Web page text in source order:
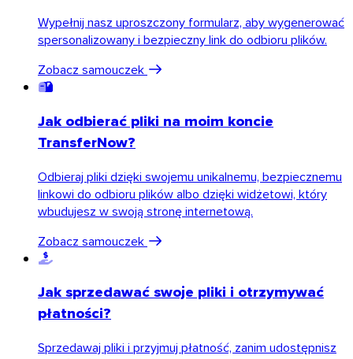
Firefox
Wypełnij nasz uproszczony formularz, aby wygenerować
spersonalizowany i bezpieczny link do odbioru plików.
Zobacz samouczek
Jak odbierać pliki na moim koncie
TransferNow?
Odbieraj pliki dzięki swojemu unikalnemu, bezpiecznemu
linkowi do odbioru plików albo dzięki widżetowi, który
wbudujesz w swoją stronę internetową.
Zobacz samouczek
Jak sprzedawać swoje pliki i otrzymywać
płatności?
Sprzedawaj pliki i przyjmuj płatność, zanim udostępnisz